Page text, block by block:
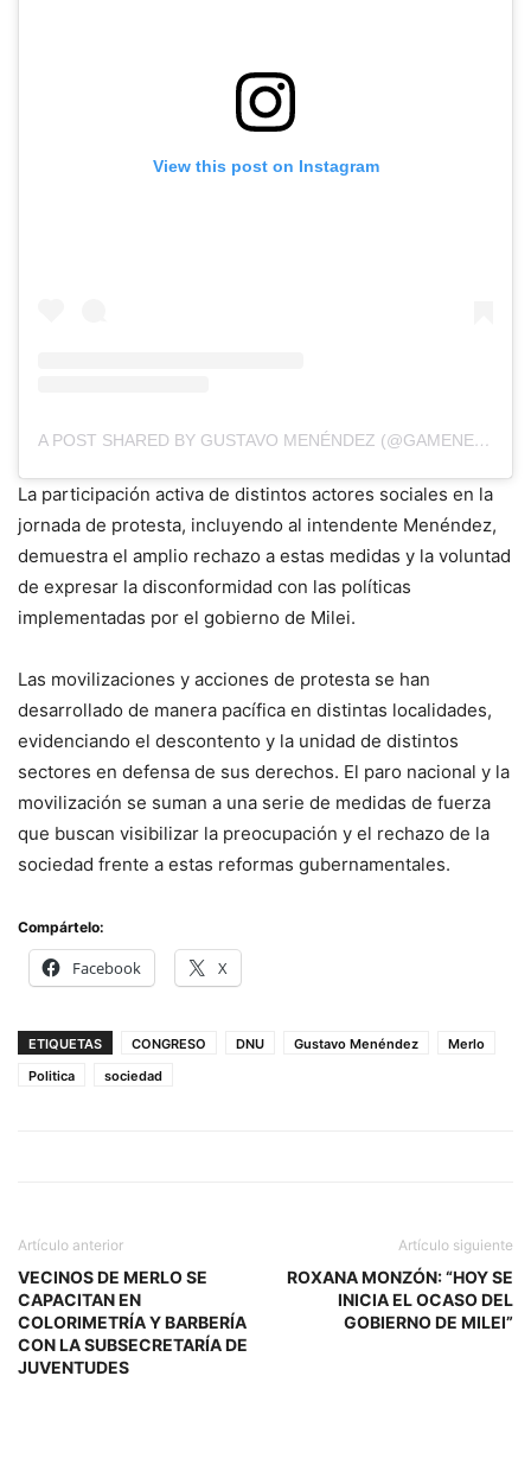
View this post on Instagram
A POST SHARED BY GUSTAVO MENÉNDEZ (@GAMENENDEZ)
La participación activa de distintos actores sociales en la
jornada de protesta, incluyendo al intendente Menéndez,
demuestra el amplio rechazo a estas medidas y la voluntad
de expresar la disconformidad con las políticas
implementadas por el gobierno de Milei.
Las movilizaciones y acciones de protesta se han
desarrollado de manera pacífica en distintas localidades,
evidenciando el descontento y la unidad de distintos
sectores en defensa de sus derechos. El paro nacional y la
movilización se suman a una serie de medidas de fuerza
que buscan visibilizar la preocupación y el rechazo de la
sociedad frente a estas reformas gubernamentales.
Compártelo:
Facebook X
ETIQUETAS CONGRESO DNU Gustavo Menéndez
Merlo
Politica
sociedad
Artículo anterior
VECINOS DE MERLO SE
CAPACITAN EN
COLORIMETRÍA Y BARBERÍA
CON LA SUBSECRETARÍA DE
JUVENTUDES
Artículo siguiente
ROXANA MONZÓN: “HOY SE
INICIA EL OCASO DEL
GOBIERNO DE MILEI”